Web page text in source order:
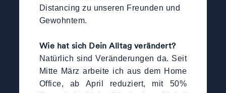
Distancing zu unseren Freunden und
Gewohntem.
Wie hat sich Dein Alltag verändert?
Natürlich sind Veränderungen da. Seit
Mitte März arbeite ich aus dem Home
Office, ab April reduziert, mit 50%